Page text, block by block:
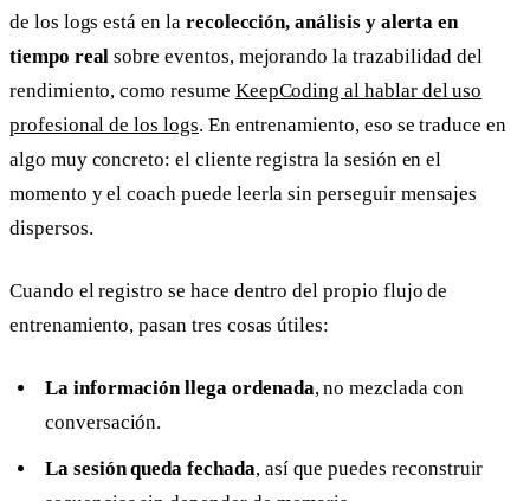
de los logs está en la recolección, análisis y alerta en
tiempo real sobre eventos, mejorando la trazabilidad del
rendimiento, como resume KeepCoding al hablar del uso
profesional de los logs. En entrenamiento, eso se traduce en
algo muy concreto: el cliente registra la sesión en el
momento y el coach puede leerla sin perseguir mensajes
dispersos.
Cuando el registro se hace dentro del propio flujo de
entrenamiento, pasan tres cosas útiles:
La información llega ordenada, no mezclada con
conversación.
La sesión queda fechada, así que puedes reconstruir